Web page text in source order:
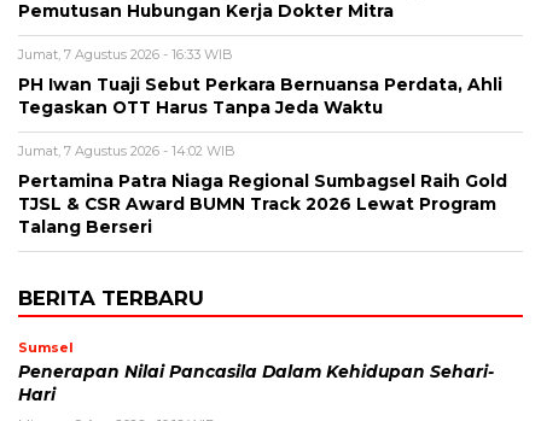
Pemutusan Hubungan Kerja Dokter Mitra
Jumat, 7 Agustus 2026 - 16:33 WIB
PH Iwan Tuaji Sebut Perkara Bernuansa Perdata, Ahli
Tegaskan OTT Harus Tanpa Jeda Waktu
Jumat, 7 Agustus 2026 - 14:02 WIB
Pertamina Patra Niaga Regional Sumbagsel Raih Gold
TJSL & CSR Award BUMN Track 2026 Lewat Program
Talang Berseri
BERITA TERBARU
Sumsel
Penerapan Nilai Pancasila Dalam Kehidupan Sehari-
Hari